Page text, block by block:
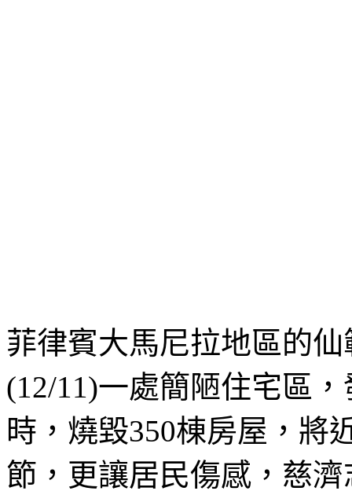
菲律賓大馬尼拉地區的仙
(12/11)一處簡陋住宅區
時，燒毀350棟房屋，將
節，更讓居民傷感，慈